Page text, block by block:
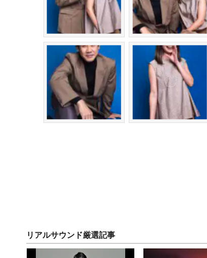
リアルサウンド厳選記事